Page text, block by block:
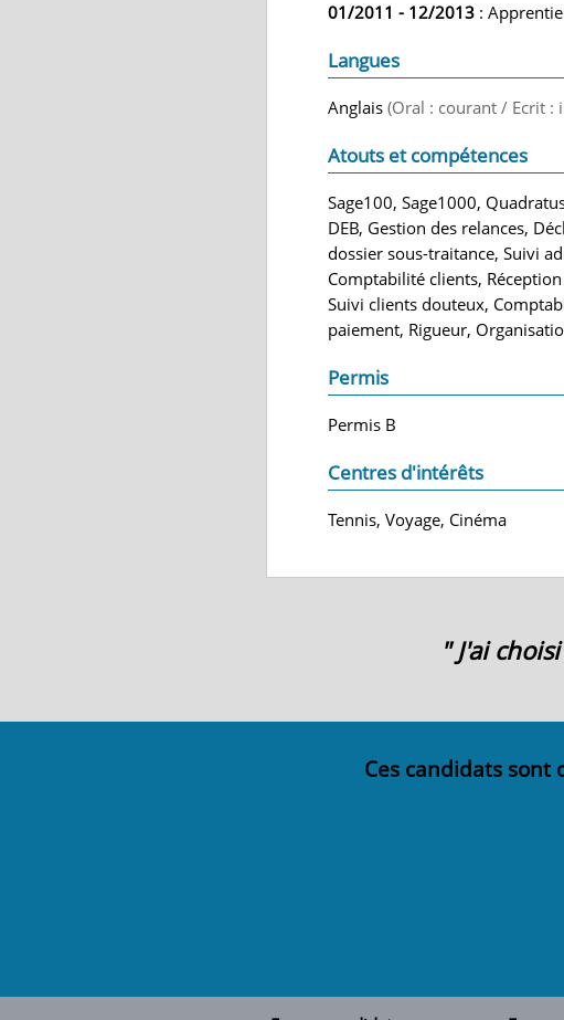
01/2011 - 12/2013 :
Langues
Anglais (Oral : courant / Ecrit :
Atouts et compétences
Sage100, Sage1000,
DEB, Gestion des relances,
dossier sous-traitance, Suivi
Comptabilité clients,
Suivi clients douteux,
paiement, Rigueur,
Permis
Permis B
Centres d'intérêts
Tennis, Voyage, Cinéma
" J'ai
Ces candidats